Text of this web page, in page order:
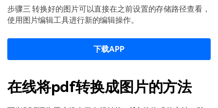
步骤三 转换好的图片可以直接在之前设置的存储路径查看，
使用图片编辑工具进行新的编辑操作。
下载APP
在线将pdf转换成图片的方法